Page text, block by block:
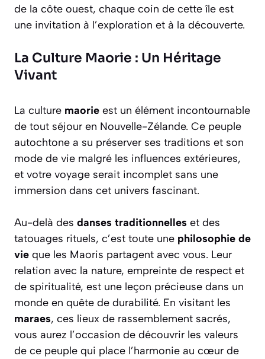
de la côte ouest, chaque coin de cette île est
une invitation à l’exploration et à la découverte.
La Culture Maorie : Un Héritage
Vivant
La culture maorie est un élément incontournable
de tout séjour en Nouvelle-Zélande. Ce peuple
autochtone a su préserver ses traditions et son
mode de vie malgré les influences extérieures,
et votre voyage serait incomplet sans une
immersion dans cet univers fascinant.
Au-delà des danses traditionnelles et des
tatouages rituels, c’est toute une philosophie de
vie que les Maoris partagent avec vous. Leur
relation avec la nature, empreinte de respect et
de spiritualité, est une leçon précieuse dans un
monde en quête de durabilité. En visitant les
maraes, ces lieux de rassemblement sacrés,
vous aurez l’occasion de découvrir les valeurs
de ce peuple qui place l’harmonie au cœur de